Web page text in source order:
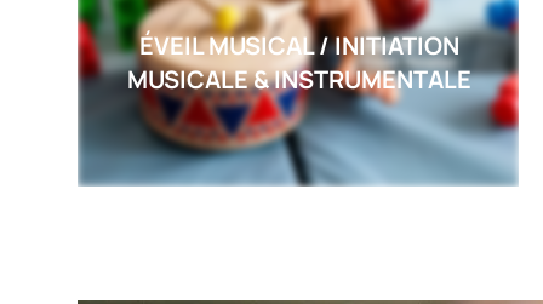
ÉVEIL MUSICAL / INITIATION
MUSICALE & INSTRUMENTALE